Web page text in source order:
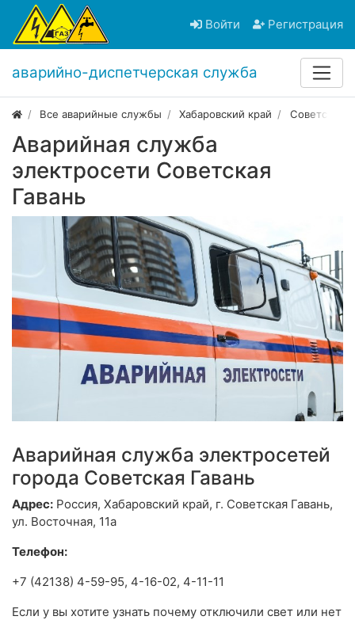
Войти Регистрация
аварийно-диспетчерская служба
Все аварийные службы Хабаровский край Советская
Аварийная служба
электросети Советская
Гавань
Аварийная служба электросетей
города Советская Гавань
Адрес: Россия, Хабаровский край, г. Советская Гавань,
ул. Восточная, 11а
Телефон:
+7 (42138) 4-59-95, 4-16-02, 4-11-11
Если у вы хотите узнать почему отключили свет или нет